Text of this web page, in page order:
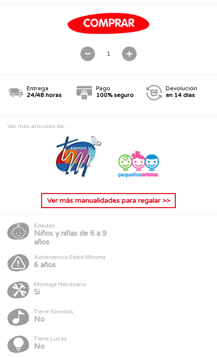
Entrega
24/48 horas
Pago
100% seguro
Devolución
en 14 días
Ver más artículos de...
Ver más manualidades para regalar>>
Edades
Niños y niñas de 6 a 9
años
Advertencia Edad Mínima
6 años
Montaje Necesario
Si
Tiene Sonidos
No
Tiene Luces
No